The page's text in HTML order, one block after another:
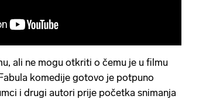
ali ne mogu otkriti o čemu je u filmu
komedije gotovo je potpuno
i drugi autori prije početka snimanja